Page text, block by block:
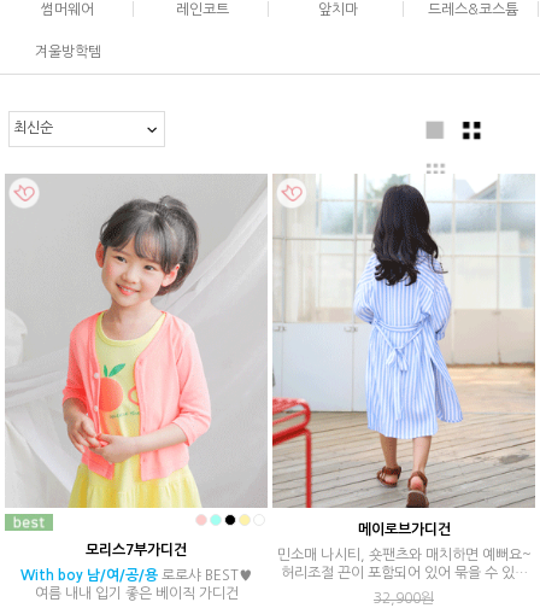
썸머웨어 레인코트 앞치마 드레스&코스튬
겨울방학템
모리스7부가디건
With boy 남/여/공/용 로로샤 BEST♥
여름 내내 입기 좋은 베이직 가디건
메이로브가디건
민소매 나시티, 숏팬츠와 매치하면 예뻐요~
허리조절 끈이 포함되어 있어 묶을 수 있어
요:D
32,900원